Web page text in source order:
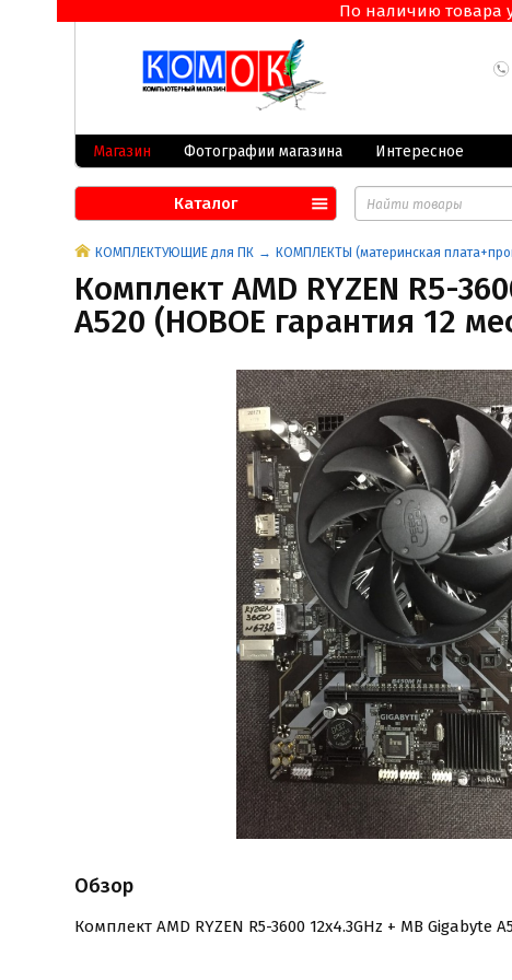
По наличию товара
Магазин Фотографии магазина Интересное
Каталог
КОМПЛЕКТУЮЩИЕ для ПК КОМПЛЕКТЫ (материнская
Комплект AMD RYZEN R5-
A520 (НОВОЕ гарантия 12
Обзор
Комплект AMD RYZEN R5-3600 12x4.3GHz + MB Gigabyte